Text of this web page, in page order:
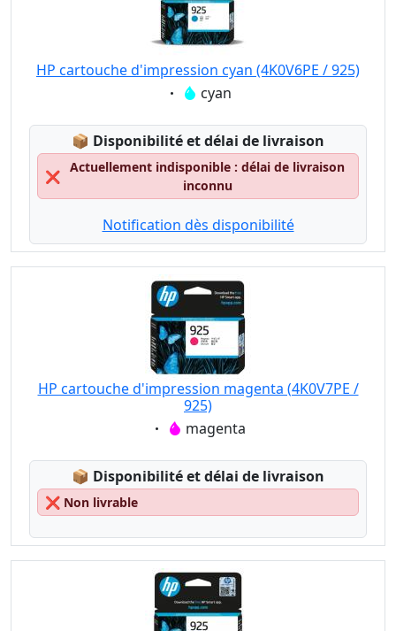
HP cartouche d'impression cyan (4K0V6PE / 925)
Eigenschaft:
cyan
📦 Lagerstatus:
Disponibilité et délai de livraison
❌
Actuellement indisponible : délai de livraison
inconnu
Notification dès disponibilité
HP cartouche d'impression magenta (4K0V7PE /
925)
Eigenschaft:
magenta
📦 Lagerstatus:
Disponibilité et délai de livraison
❌ Non livrable